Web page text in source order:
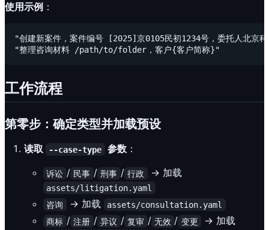
使用示例 ：
"创建新案件，案件编号 [2025]京0105民初1234号，委托人北京
工作流程
第零步：确定类型并加载预设
读取 --case-type 参数：
诉讼 / 民事 / 刑事 / 行政 → 加载
assets/litigation.yaml
咨询
→ 加载
assets/consultation.yaml
商标 / 注册 / 异议 / 复审 / 无效 / 变更 → 加载